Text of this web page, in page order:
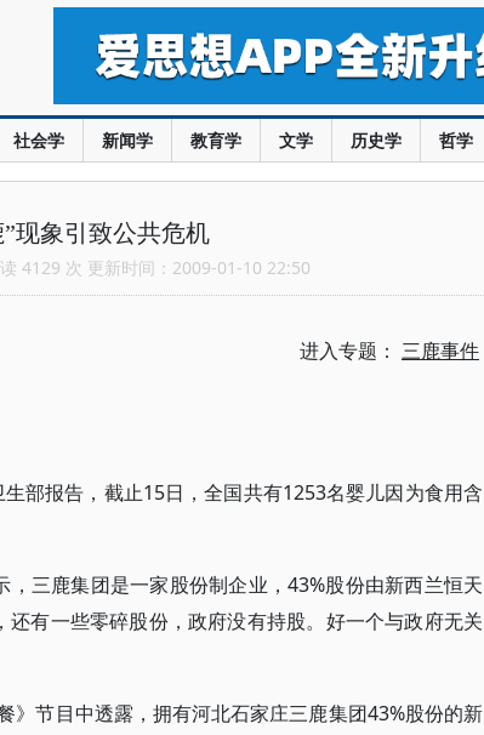
社会学 新闻学 教育学 文学 历史学 哲学
现象引致公共危机
4129 次 更新时间：2009-01-10 22:50
进入专题： 三鹿事件
部报告，截止15日，全国共有1253名婴儿因为食用含
三鹿集团是一家股份制企业，43%股份由新西兰恒天
有一些零碎股份，政府没有持股。好一个与政府无关
节目中透露，拥有河北石家庄三鹿集团43%股份的新